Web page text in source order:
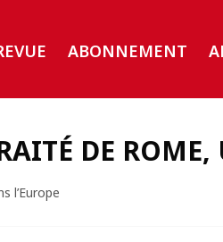
ABONNEMENT
DE ROME,
l’Europe